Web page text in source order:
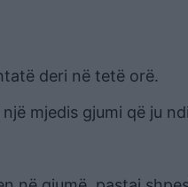
deri në tetë orë.
mjedis gjumi që ju